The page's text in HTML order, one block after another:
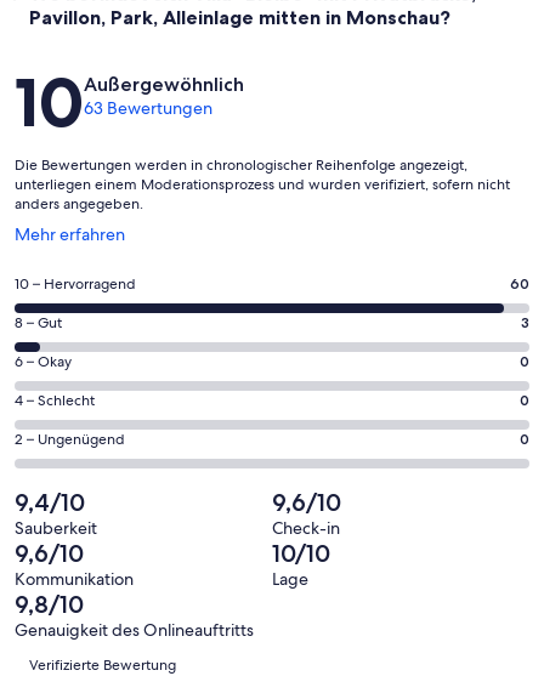
Pavillon, Park, Alleinlage mitten in Monschau?
Bewertungen
10Außergewöhnlich
63 Bewertungen
Die Bewertungen werden in chronologischer Reihenfolge angezeigt,
unterliegen einem Moderationsprozess und wurden verifiziert, sofern nicht
anders angegeben.
Mehr erfahren
Wird
einem
Fenster
geöffnet
60
von
insgesamt
63
Gästebewertungen
haben
eine
Bewertung
von
10
-
Hervorragend
10 – Hervorragend 60
3
von
insgesamt
63
Gästebewertungen
haben
eine
Bewertung
von
8
-
Gut
8 – Gut 3
0
von
insgesamt
63
Gästebewertungen
haben
eine
Bewertung
von
6
-
Okay
6 – Okay 0
0
von
insgesamt
Gästebewertungen
haben
eine
Bewertung
von
4
4 – Schlecht 0
0
von
insgesamt
63
Gästebewertungen
haben
eine
Bewertung
von
2 – Ungenügend 0
9,4/10
Sauberkeit
9,6/10
Check-in
9,6/10
Kommunikation
10/10
Lage
9,8/10
Genauigkeit des Onlineauftritts
Bewertungen
Verifizierte Bewertung